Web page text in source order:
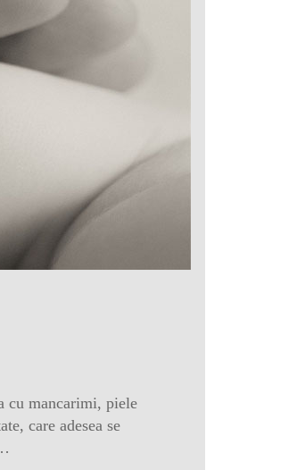
cu mancarimi, piele
care adesea se